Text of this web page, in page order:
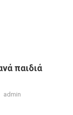
παιδιά
admin